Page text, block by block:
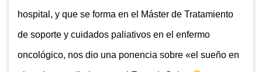
hospital, y que se forma en el Máster de Tratamiento
de soporte y cuidados paliativos en el enfermo
oncológico, nos dio una ponencia sobre «el sueño en